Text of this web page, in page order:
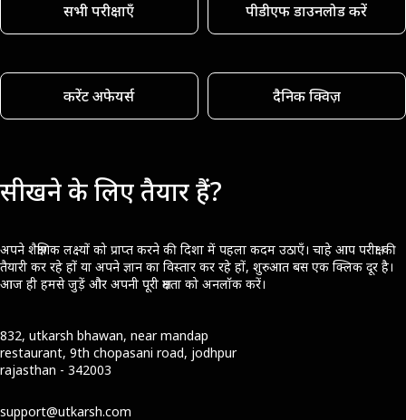
सभी परीक्षाएँ पीडीएफ डाउनलोड करें
करेंट अफेयर्स दैनिक क्विज़
सीखने के लिए तैयार हैं?
अपने शैक्षणिक लक्ष्यों को प्राप्त करने की दिशा में पहला कदम उठाएँ। चाहे आप परीक्षा की
तैयारी कर रहे हों या अपने ज्ञान का विस्तार कर रहे हों, शुरुआत बस एक क्लिक दूर है।
आज ही हमसे जुड़ें और अपनी पूरी क्षमता को अनलॉक करें।
832, utkarsh bhawan, near mandap
restaurant, 9th chopasani road, jodhpur
rajasthan - 342003
support@utkarsh.com